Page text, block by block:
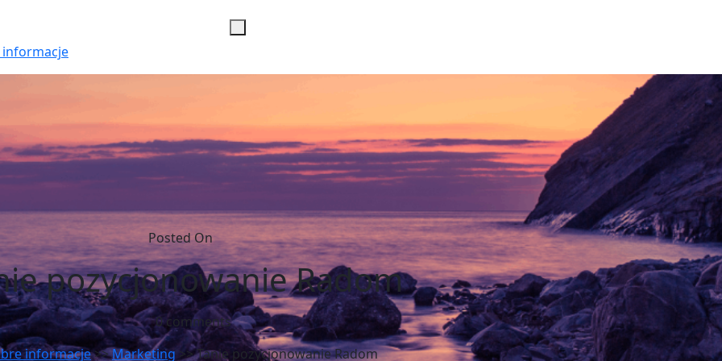
Posted On
pozycjonowanie Radom
0 comments
informacje>>Marketing>> Tanie pozycjonowanie Radom